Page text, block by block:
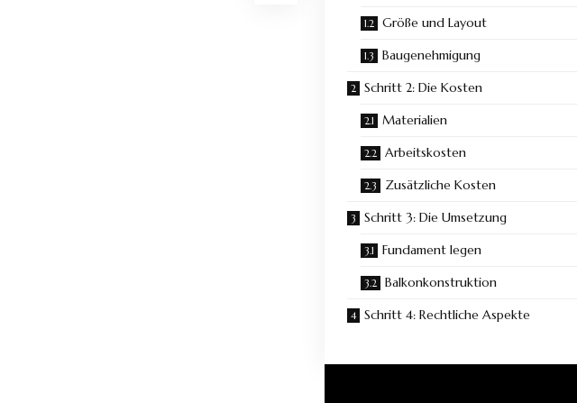
Größe und Layout
Baugenehmigung
Schritt 2: Die Kosten
Materialien
Arbeitskosten
Zusätzliche Kosten
Schritt 3: Die Umsetzung
Fundament legen
Balkonkonstruktion
Schritt 4: Rechtliche Aspekte